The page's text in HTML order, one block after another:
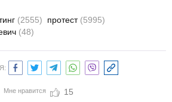
(2555) протест (5995)
(48)
Мне нравится 15